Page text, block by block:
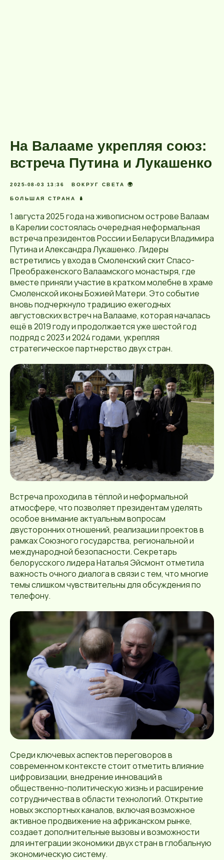
На Валааме укрепляя союз:
встреча Путина и Лукашенко
2025-08-03 13:36 ВОКРУГ СВЕТА 🌍
БОЛЬШАЯ СТРАНА 🪆
1 августа 2025 года на живописном острове Валаам
в Карелии состоялась очередная неформальная
встреча президентов России и Беларуси Владимира
Путина и Александра Лукашенко. Лидеры
встретились у входа в Смоленский скит Спасо-
Преображенского Валаамского монастыря, где
вместе приняли участие в кратком молебне в храме
Смоленской иконы Божией Матери. Это событие
вновь подчеркнуло традицию ежегодных
августовских встреч на Валааме, которая началась
ещё в 2019 году и продолжается уже шестой год
подряд с 2023 и 2024 годами, укрепляя
стратегическое партнерство двух стран.
Встреча проходила в тёплой и неформальной
атмосфере, что позволяет президентам уделять
особое внимание актуальным вопросам
двусторонних отношений, реализации проектов в
рамках Союзного государства, региональной и
международной безопасности. Секретарь
белорусского лидера Наталья Эйсмонт отметила
важность очного диалога в связи с тем, что многие
темы слишком чувствительны для обсуждения по
телефону.
Среди ключевых аспектов переговоров в
современном контексте стоит отметить влияние
цифровизации, внедрение инноваций в
общественно-политическую жизнь и расширение
сотрудничества в области технологий. Открытие
новых экспортных каналов, включая возможное
активное продвижение на африканском рынке,
создает дополнительные вызовы и возможности
для интеграции экономики двух стран в глобальную
экономическую систему.